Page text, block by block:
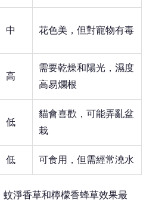
中 花色美，但對寵物有毒
高
需要乾燥和陽光，濕度
高易爛根
低
貓會喜歡，可能弄亂盆
栽
低 可食用，但需經常澆水
蚊淨香草和檸檬香蜂草效果最